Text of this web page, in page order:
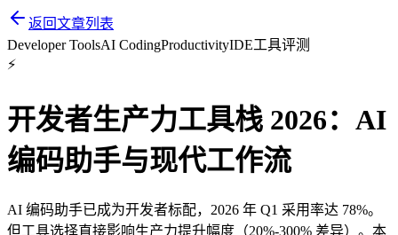
返回文章列表
Developer ToolsAI CodingProductivityIDE工具评测
⚡
开发者生产力工具栈 2026：AI
编码助手与现代工作流
AI 编码助手已成为开发者标配，2026 年 Q1 采用率达 78%。
但工具选择直接影响生产力提升幅度（20%-300% 差异）。本